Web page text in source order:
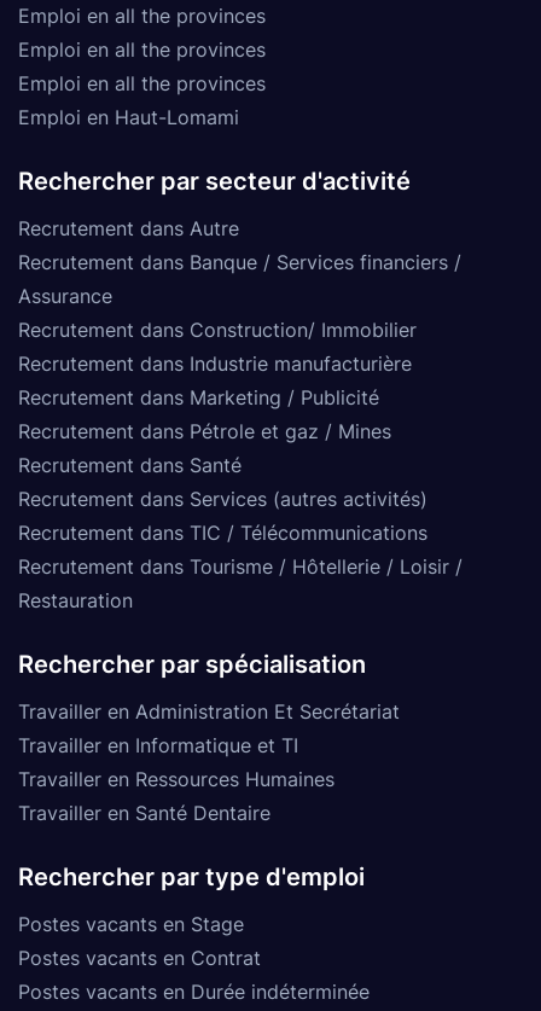
Emploi en all the provinces
Emploi en all the provinces
Emploi en all the provinces
Emploi en Haut-Lomami
Rechercher par secteur d'activité
Recrutement dans Autre
Recrutement dans Banque / Services financiers /
Assurance
Recrutement dans Construction/ Immobilier
Recrutement dans Industrie manufacturière
Recrutement dans Marketing / Publicité
Recrutement dans Pétrole et gaz / Mines
Recrutement dans Santé
Recrutement dans Services (autres activités)
Recrutement dans TIC / Télécommunications
Recrutement dans Tourisme / Hôtellerie / Loisir /
Restauration
Rechercher par spécialisation
Travailler en Administration Et Secrétariat
Travailler en Informatique et TI
Travailler en Ressources Humaines
Travailler en Santé Dentaire
Rechercher par type d'emploi
Postes vacants en Stage
Postes vacants en Contrat
Postes vacants en Durée indéterminée